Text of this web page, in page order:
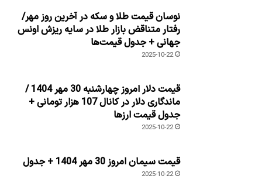
نوسان قیمت طلا و سکه در آخرین روز مهر/
رفتار متناقض بازار طلا در سایه ریزش اونس
جهانی + جدول قیمت‌ها
2025-10-22
قیمت دلار امروز چهارشنبه 30 مهر 1404 /
ماندگاری دلار در کانال 107 هزار تومانی +
جدول قیمت ارزها
2025-10-22
قیمت سیمان امروز 30 مهر 1404 + جدول
2025-10-22